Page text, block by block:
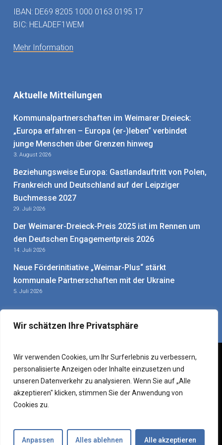
Wir schätzen Ihre Privatsphäre
Wir verwenden Cookies, um Ihr Surferlebnis zu verbessern,
personalisierte Anzeigen oder Inhalte einzusetzen und
unseren Datenverkehr zu analysieren. Wenn Sie auf „Alle
akzeptieren" klicken, stimmen Sie der Anwendung von
Cookies zu.
Anpassen Alles ablehnen Alle akzeptieren
IBAN: DE69 8205 1000 0163 0195 17
BIC: HELADEF1WEM
Mehr Information
Aktuelle Mitteilungen
Kommunalpartnerschaften im Weimarer Dreieck:
„Europa erfahren – Europa (er-)leben“ verbindet
junge Menschen über Grenzen hinweg
3. August 2026
Beziehungsweise Europa: Gastlandauftritt von Polen,
Frankreich und Deutschland auf der Leipziger
Buchmesse 2027
29. Juli 2026
Der Weimarer-Dreieck-Preis 2025 ist im Rennen um
den Deutschen Engagementpreis 2026
14. Juli 2026
Neue Förderinitiative „Weimar-Plus“ stärkt
kommunale Partnerschaften mit der Ukraine
5. Juli 2026
Impressum| Datenschutzerklärung|Sitemap–Mitarbeiter-
Login
© 2026 Weimarer Dreieck e. V. – Verein für deutsch-
französisch-polnische Zusammenarbeit.
instagram